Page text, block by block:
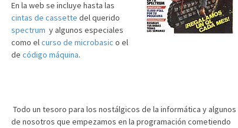
En la web se incluye hasta las
cintas de cassette del querido
spectrum y algunos especiales
como elcurso de microbasic o el
de código máquina.
Todo un tesoro para los nostálgicos de la informática y algunos
de nosotros que empezamos en la programación cometiendo